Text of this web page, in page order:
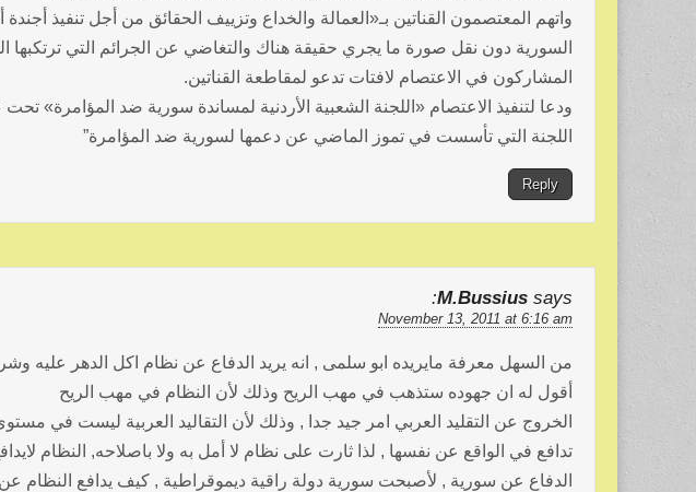
واتهم المعتصمون القناتين بـ«العمالة والخداع وتزييف الحقائق من أجل تنفيذ أجندة
السورية دون نقل صورة ما يجري حقيقة هناك والتغاضي عن الجرائم التي
المشاركون في الاعتصام لافتات تدعو لمقاطعة القناتين.
ودعا لتنفيذ الاعتصام «اللجنة الشعبية الأردنية لمساندة سورية ضد المؤامرة»
اللجنة التي تأسست في تموز الماضي عن دعمها لسورية ضد المؤامرة”
Reply
M.Bussius says:
November 13, 2011 at 6:16 am
من السهل معرفة مايريده ابو سلمى , انه يريد الدفاع عن نظام اكل الدهر عليه
أقول له ان جهوده ستذهب في مهب الريح وذلك لأن النظام في مهب الريح
الخروج عن التقليد العربي امر جيد جدا , وذلك لأن التقاليد العربية ليست في
تدافع في الواقع عن نفسها , لذا ثارت على نظام لا أمل به ولا باصلاحه, النظام
الدفاع عن سورية , لأصبحت سورية دولة راقية ديموقراطية , كيف يدافع النظام